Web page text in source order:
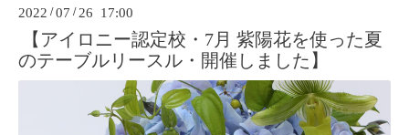
2022 /07 /26 17:00
【アイロニー認定校・7月 紫陽花を使った夏
のテーブルリースル・開催しました】